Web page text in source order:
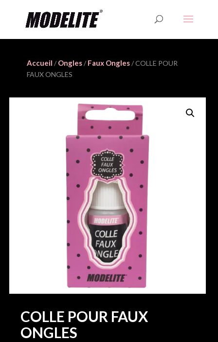
Accueil / Ongles/ Faux Ongles/ COLLE POUR
FAUX ONGLES
COLLE POUR FAUX
ONGLES